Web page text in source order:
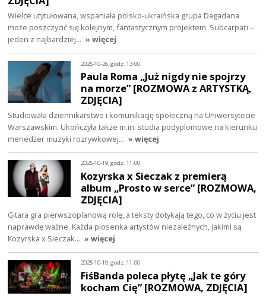
Wielce utytułowana, wspaniała polsko-ukraińska grupa Dagadana
może poszczycić się kolejnym, fantastycznym projektem. Subcarpați –
jeden z najbardziej… » więcej
2025-10-26, godz. 13:00
Paula Roma „Już nigdy nie spojrzy
na morze” [ROZMOWA z ARTYSTKĄ,
ZDJĘCIA]
Studiowała dziennikarstwo i komunikację społeczną na Uniwersytecie
Warszawskim. Ukończyła także m.in. studia podyplomowe na kierunku
menedżer muzyki rozrywkowej… » więcej
2025-10-19, godz. 11:00
Kozyrska x Sieczak z premierą
album „Prosto w serce” [ROZMOWA,
ZDJĘCIA]
Gitara gra pierwszoplanową rolę, a teksty dotykają tego, co w życiu jest
naprawdę ważne. Każda piosenka artystów niezależnych, jakimi są
Kozyrska x Sieczak… » więcej
2025-10-19, godz. 11:00
FiśBanda poleca płytę „Jak te góry
kocham Cię” [ROZMOWA, ZDJĘCIA]